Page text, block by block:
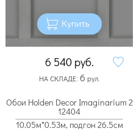
Купить
6 540 руб.
НА СКЛАДЕ: 6 рул.
Обои Holden Decor Imaginarium 2
12404
10.05м*0.53м, подгон 26.5см